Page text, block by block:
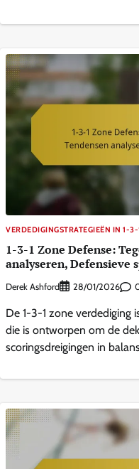
VERDEDIGINGSTRATEGIEËN IN 1-
1-3-1 Zone Defense:
analyseren, Defensieve
Derek Ashford 28/01/2026
De 1-3-1 zone verdediging
die is ontworpen om de
scoringsdreigingen in